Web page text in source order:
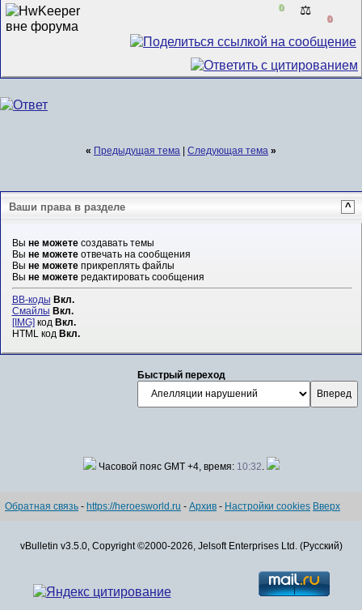
0 ⚖️
0
« Предыдущая тема Следующая тема »
Ваши права в разделе ^
Вы не можетесоздавать темы
Вы не можетеотвечать на сообщения
Вы не можетеприкреплять файлы
Вы не можетередактировать сообщения
BB-коды Вкл.
Смайлы Вкл.
[IMG]код Вкл.
HTML код Вкл.
Быстрый переход
Часовой пояс GMT +4, время: 10:32.
Обратная связь - https://heroesworld.ru - Архив - Настройки cookies Вверх
vBulletin v3.5.0, Copyright ©2000-2026, Jelsoft Enterprises Ltd. (Русский)